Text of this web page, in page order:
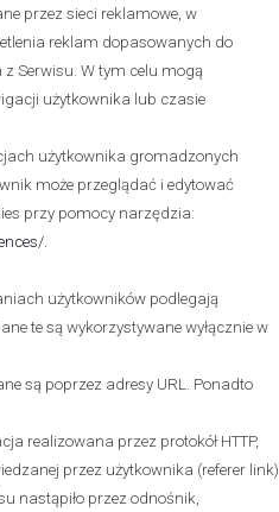
przez sieci reklamowe, w
reklam dopasowanych do
Serwisu. W tym celu mogą
użytkownika lub czasie
użytkownika gromadzonych
może przeglądać i edytować
przy pomocy narzędzia:
.
użytkowników podlegają
te są wykorzystywane wyłącznie w
są poprzez adresy URL. Ponadto
realizowana przez protokół HTTP,
przez użytkownika (referer link)
nastąpiło przez odnośnik,